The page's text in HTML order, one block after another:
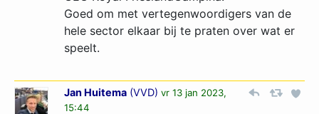
Goed om met vertegenwoordigers van de
hele sector elkaar bij te praten over wat er
speelt.
Jan Huitema (VVD) vr 13 jan 2023,
15:44